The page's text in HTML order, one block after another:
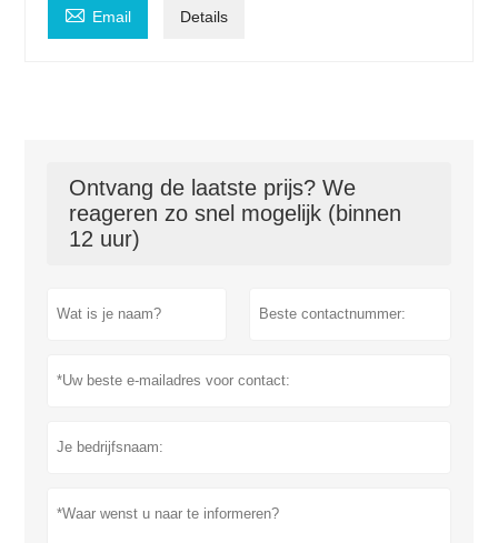
 Email Details
Ontvang de laatste prijs? We
reageren zo snel mogelijk (binnen
12 uur)